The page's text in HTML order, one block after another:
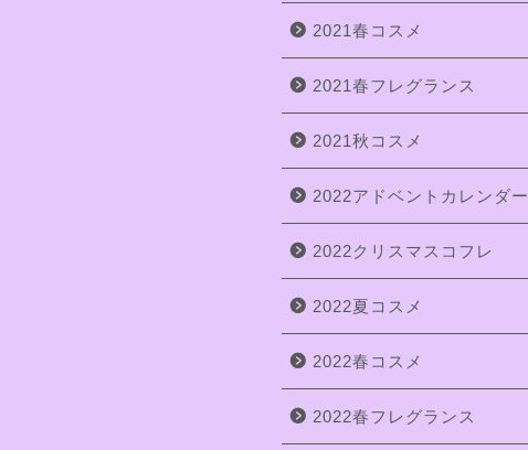
2021春コスメ
2021春フレグランス
2021秋コスメ
2022アドベントカレンダー
2022クリスマスコフレ
2022夏コスメ
2022春コスメ
2022春フレグランス